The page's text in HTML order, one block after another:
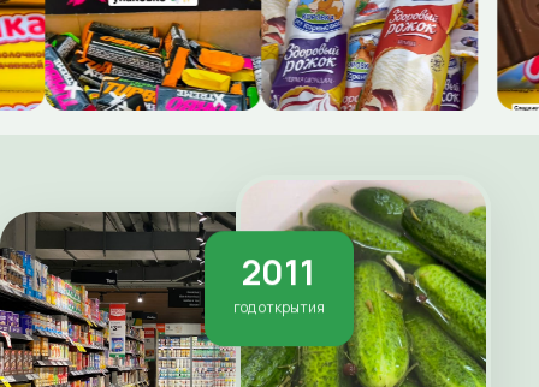
2011
год открытия